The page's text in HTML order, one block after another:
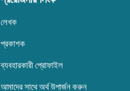
লেখক
প্রকাশক
ব্যবহারকারী প্রোফাইল
আমাদের সাথে অর্থ উপার্জন করুন